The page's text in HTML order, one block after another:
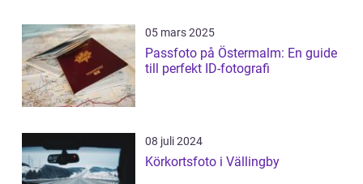
05 mars 2025
Passfoto på Östermalm: En guide
till perfekt ID-fotografi
08 juli 2024
Körkortsfoto i Vällingby